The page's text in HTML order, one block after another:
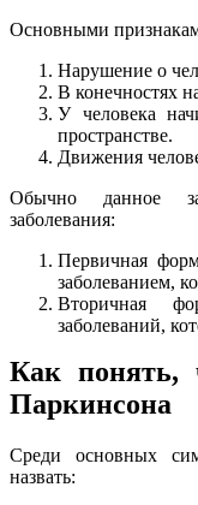
Основными
Нарушение о
В конечностях
У человека
пространстве.
Движения
Обычно данное
заболевания:
Первичная
заболеванием,
Вторичная
заболеваний,
Как понять,
Паркинсона
Среди основных
назвать: